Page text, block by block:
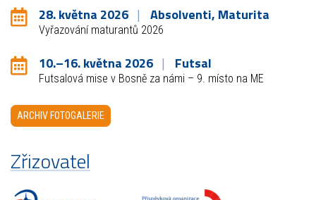
28. května 2026 Absolventi, Maturita
Vyřazování maturantů 2026
10.–16. května 2026 Futsal
Futsalová mise v Bosně za námi – 9. místo na ME
ARCHIV FOTOGALERIE
Zřizovatel